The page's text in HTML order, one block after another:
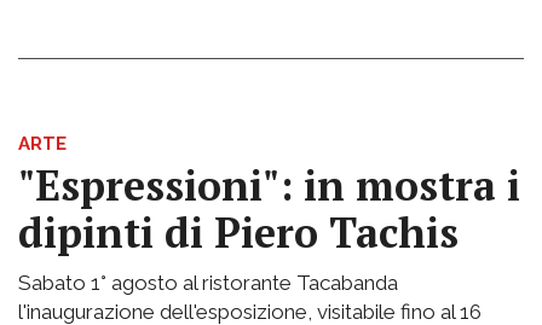
ARTE
"Espressioni": in mostra i
dipinti di Piero Tachis
Sabato 1° agosto al ristorante Tacabanda
l'inaugurazione dell'esposizione, visitabile fino al 16